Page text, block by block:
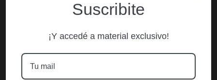
Suscribite
¡Y accedé a material exclusivo!